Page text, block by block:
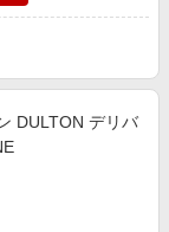
DULTON デリバ